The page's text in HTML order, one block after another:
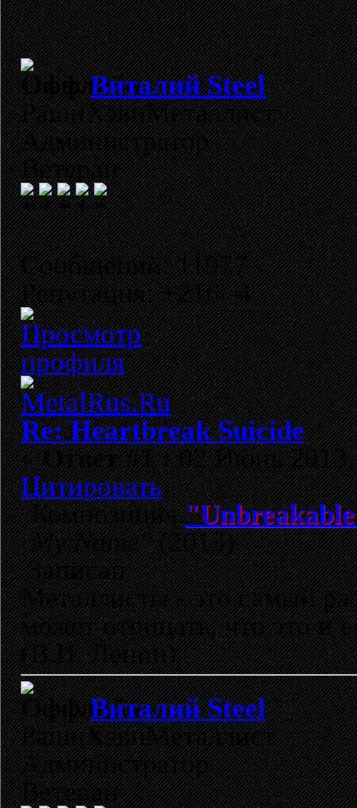
Виталий Steel
РашнХэвиМеталлист
Администратор
Ветеран
Сообщений: 11977
Репутация: +216/-4
Re: Heartbreak Suicide
«Ответ #1 :02 Июнь 2013,
Цитировать
Композиция
My Name"(2013).
Записан
Металлисты - это самый
может отрицать, что это и
(В.И. Ленин)
Виталий Steel
РашнХэвиМеталлист
Администратор
Ветеран